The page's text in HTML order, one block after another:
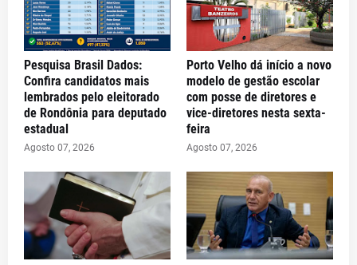
Pesquisa Brasil Dados:
Confira candidatos mais
lembrados pelo eleitorado
de Rondônia para deputado
estadual
Agosto 07, 2026
Porto Velho dá início a novo
modelo de gestão escolar
com posse de diretores e
vice-diretores nesta sexta-
feira
Agosto 07, 2026